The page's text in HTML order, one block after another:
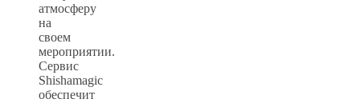
атмосферу
на
своем
мероприятии.
Сервис
Shishamagic
обеспечит